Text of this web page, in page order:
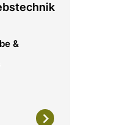
&